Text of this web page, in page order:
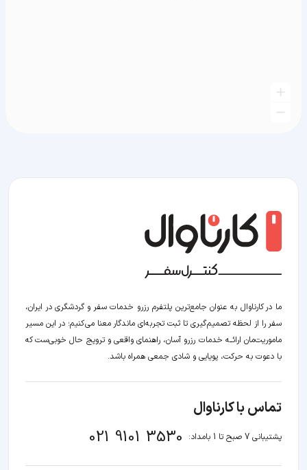
ما در کارناوال به عنوان جامع‌ترین پلتفرم رزرو خدمات سفر و گردشگری در ایران،
سفر را از لحظه‌ تصمیم‌گیری تا ثبت تجربه‌ای ماندگار معنا می‌کنیم؛ در این مسیر‍
ماموریت‌مان اراﺋــﻪ خدمات رزرو آسان، راهنمای واقعی و ترویج حال خوبی‌ست که
با دعوت به حرکت، پویایی و شادی جمعی همراه باشد.
تماس با کارناوال
پشتیبانی 7 صبح تا 1 بامداد: 021 9101 3530